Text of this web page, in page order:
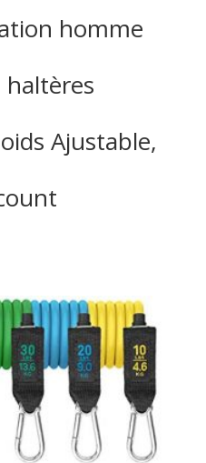
homme
haltères
Ajustable,